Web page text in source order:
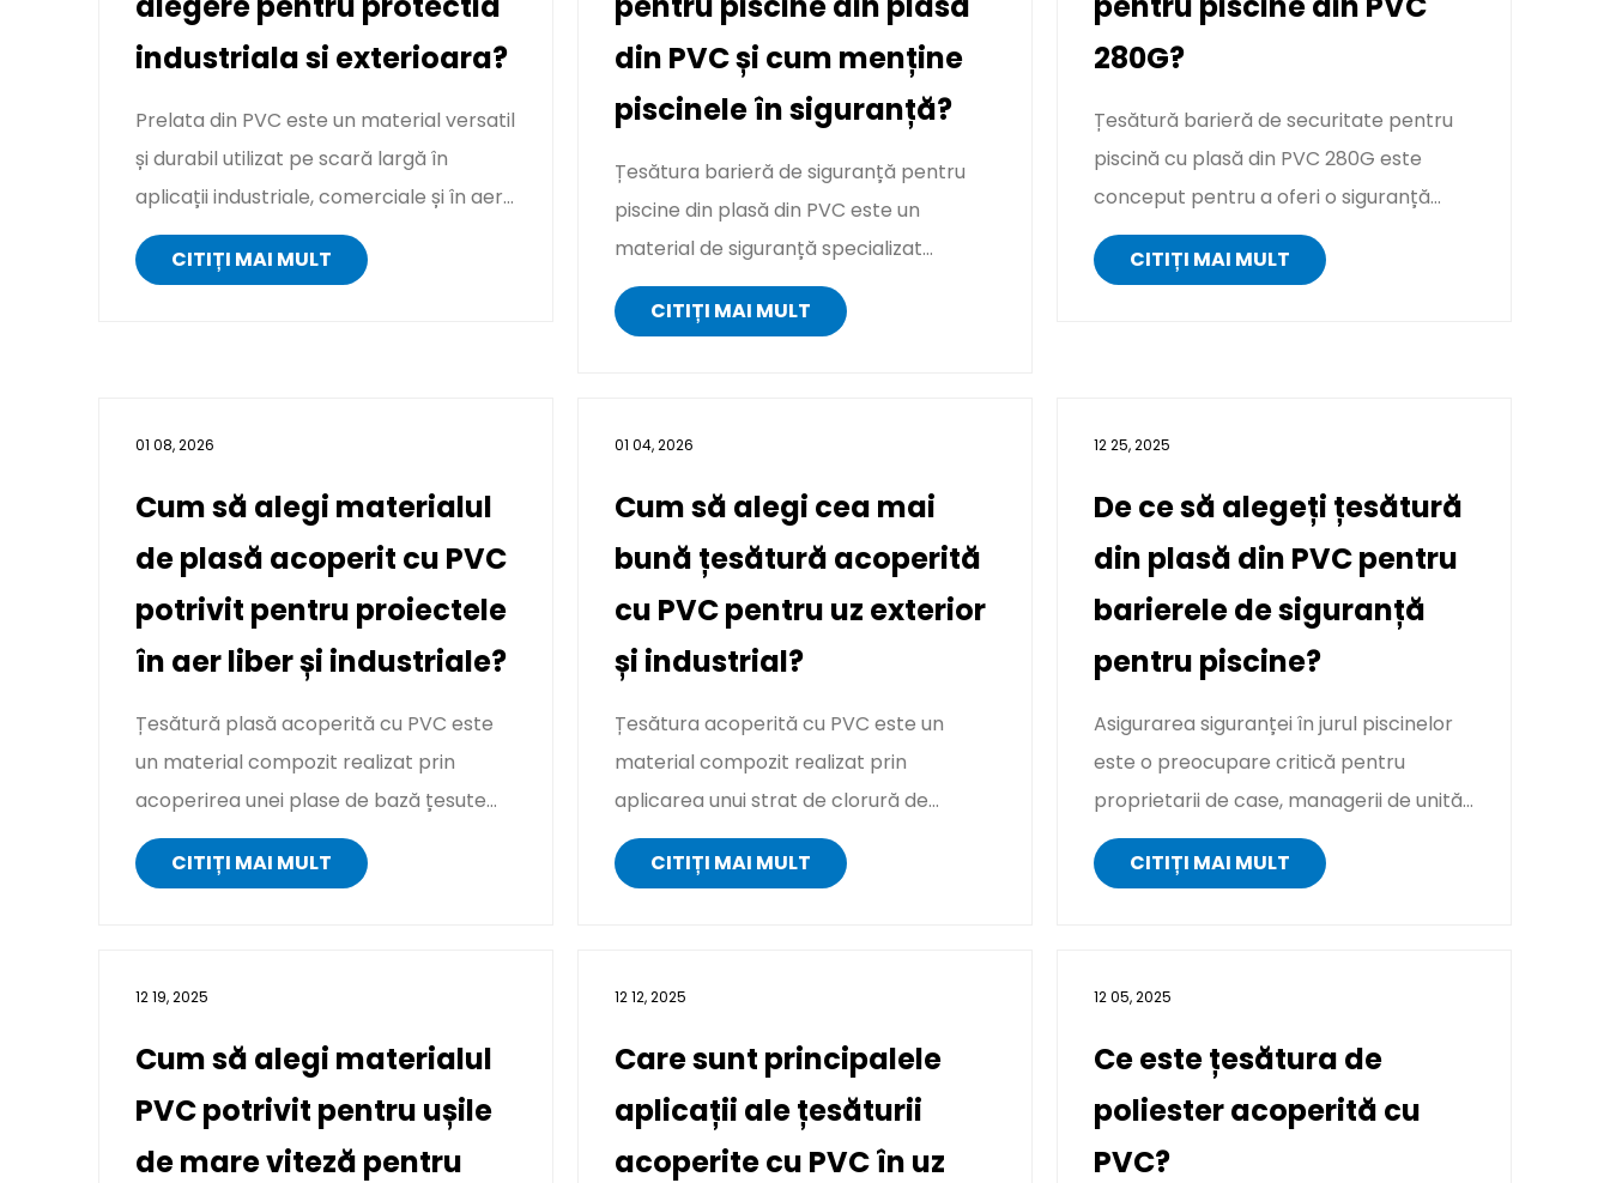
industriala si exterioara?
Prelata din PVC este un material versatil
și durabil utilizat pe scară largă în
aplicații industriale, comerciale și în aer
liber. Fabricat d...
CITIȚI MAI MULT
din PVC și cum menține
piscinele în siguranță?
Țesătura barieră de siguranță pentru
piscine din plasă din PVC este un
material de siguranță specializat
conceput pentru a crea un perimetru
de pro...
CITIȚI MAI MULT
280G?
Țesătură barieră de securitate pentru
piscină cu plasă din PVC 280G este
conceput pentru a oferi o siguranță
sigură în jurul piscinelor. Cons...
CITIȚI MAI MULT
01 08, 2026
Cum să alegi materialul
de plasă acoperit cu PVC
potrivit pentru proiectele
în aer liber și industriale?
Țesătură plasă acoperită cu PVC este
un material compozit realizat prin
acoperirea unei plase de bază țesute
sau tricotate - de obicei polies...
CITIȚI MAI MULT
01 04, 2026
Cum să alegi cea mai
bună țesătură acoperită
cu PVC pentru uz exterior
și industrial?
Țesătura acoperită cu PVC este un
material compozit realizat prin
aplicarea unui strat de clorură de
polivinil (PVC) pe o bază textilă, cum ar
fi p...
CITIȚI MAI MULT
12 25, 2025
De ce să alegeți țesătură
din plasă din PVC pentru
barierele de siguranță
pentru piscine?
Asigurarea siguranței în jurul piscinelor
este o preocupare critică pentru
proprietarii de case, managerii de unități
și instituțiile publice. Una ...
CITIȚI MAI MULT
12 19, 2025
Cum să alegi materialul
PVC potrivit pentru ușile
de mare viteză pentru
12 12, 2025
Care sunt principalele
aplicații ale țesăturii
acoperite cu PVC în uz
12 05, 2025
Ce este țesătura de
poliester acoperită cu
PVC?